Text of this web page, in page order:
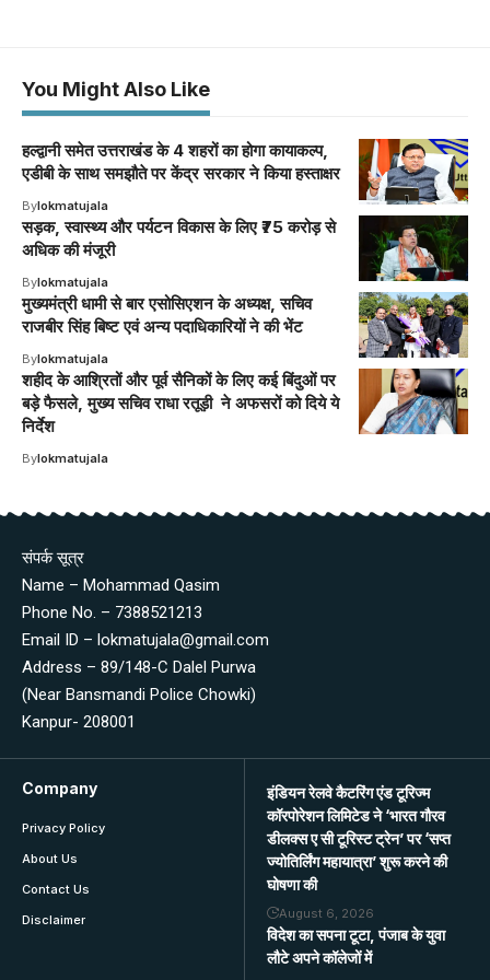
You Might Also Like
हल्द्वानी समेत उत्तराखंड के 4 शहरों का होगा कायाकल्प,
एडीबी के साथ समझौते पर केंद्र सरकार ने किया हस्ताक्षर
Bylokmatujala
सड़क, स्वास्थ्य और पर्यटन विकास के लिए ₹75 करोड़ से
अधिक की मंजूरी
Bylokmatujala
मुख्यमंत्री धामी से बार एसोसिएशन के अध्यक्ष, सचिव
राजबीर सिंह बिष्ट एवं अन्य पदाधिकारियों ने की भेंट
Bylokmatujala
शहीद के आश्रितों और पूर्व सैनिकों के लिए कई बिंदुओं पर
बड़े फैसले, मुख्य सचिव राधा रतूड़ी ने अफसरों को दिये ये
निर्देश
Bylokmatujala
संपर्क सूत्र
Name – Mohammad Qasim
Phone No. – 7388521213
Email ID – lokmatujala@gmail.com
Address – 89/148-C Dalel Purwa
(Near Bansmandi Police Chowki)
Kanpur- 208001
Company
Privacy Policy
About Us
Contact Us
Disclaimer
इंडियन रेलवे कैटरिंग एंड टूरिज्म
कॉरपोरेशन लिमिटेड ने ‘भारत गौरव
डीलक्स ए सी टूरिस्ट ट्रेन’ पर ‘सप्त
ज्योतिर्लिंग महायात्रा’ शुरू करने की
घोषणा की
August 6, 2026
विदेश का सपना टूटा, पंजाब के युवा
लौटे अपने कॉलेजों में